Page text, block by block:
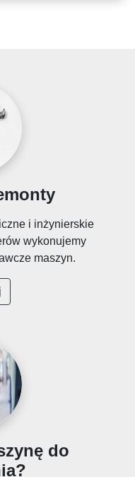
i inżynierskie
wykonujemy
maszyn.
do